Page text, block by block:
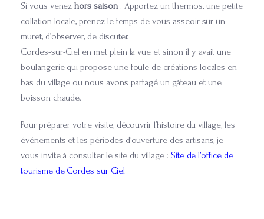
Si vous venezhors saison. Apportez un thermos, une petite
collation locale, prenez le temps de vous asseoir sur un
muret, d’observer, de discuter.
Cordes-sur-Ciel en met plein la vue et sinon il y avait une
boulangerie qui propose une foule de créations locales en
bas du village ou nous avons partagé un gâteau et une
boisson chaude.
Pour préparer votre visite, découvrir l’histoire du village, les
événements et les périodes d’ouverture des artisans, je
vous invite à consulter le site du village : Site de l’office de
tourisme de Cordes sur Ciel